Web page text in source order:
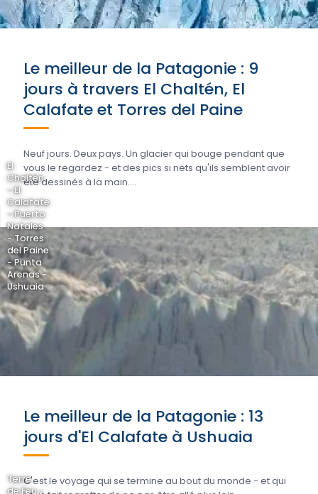
Le meilleur de la Patagonie : 9
jours à travers El Chaltén, El
Calafate et Torres del Paine
Neuf jours. Deux pays. Un glacier qui bouge pendant que
vous le regardez - et des pics si nets qu'ils semblent avoir
été dessinés à la main....
El
Chaltén
- El
Calafate
- Puerto
Natales
- Torres
del Paine
- Punta
Arenas -
Ushuaia
Le meilleur de la Patagonie : 13
jours d'El Calafate à Ushuaia
C'est le voyage qui se termine au bout du monde - et qui
Terre
de Feu -